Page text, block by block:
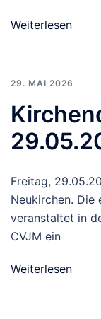
Weiterlesen
29. MAI 2026
Freitag,
Neukirchen. Die
veranstaltet in
CVJM ein
Weiterlesen